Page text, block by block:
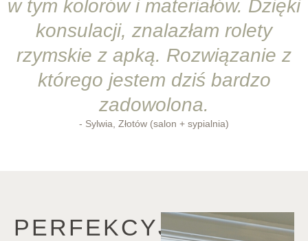
w tym kolorów i materiałów. Dzięki
konsulacji, znalazłam rolety
rzymskie z apką. Rozwiązanie z
którego jestem dziś bardzo
zadowolona.
- Sylwia, Złotów (salon + sypialnia)
PERFEKCYJNY